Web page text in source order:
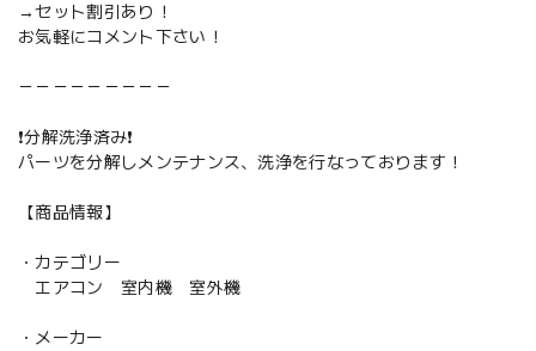
→セット割引あり！
お気軽にコメント下さい！
－－－－－－－－－
❗️分解洗浄済み❗️
パーツを分解しメンテナンス、洗浄を行なっております！
【商品情報】
・カテゴリー
エアコン 室内機 室外機
・メーカー